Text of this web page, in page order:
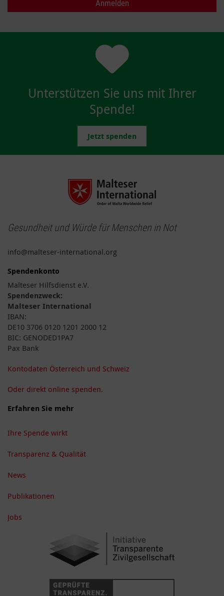
Unterstützen Sie uns mit Ihrer
Spende!
Jetzt spenden
Gesundheit und Würde für Menschen in Not
info@malteser-international.org
Spendenkonto
Malteser Hilfsdienst e.V.
Spendenzweck:
Malteser International
IBAN:
DE10 3706 0120 1201 2000 12
BIC: GENODED1PA7
Pax Bank
Kontodaten Österreich und Schweiz
Oder direkt online spenden.
Erfahren Sie mehr
Ihre Spende wirkt
Transparenz & Qualität
News
Publikationen
Jobs